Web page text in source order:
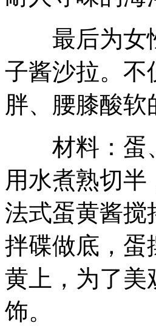
最后为女性
子酱沙拉。不
胖、腰膝酸
材料：蛋、
用水煮熟切
法式蛋黄酱搅
拌碟做底，蛋
黄上，为了美
饰。